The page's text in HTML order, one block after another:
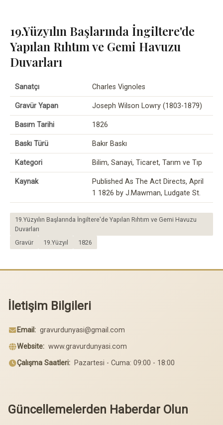
19.Yüzyılın Başlarında İngiltere'de
Yapılan Rıhtım ve Gemi Havuzu
Duvarları
Sanatçı Charles Vignoles
Gravür Yapan Joseph Wilson Lowry (1803-1879)
Basım Tarihi 1826
Baskı Türü Bakır Baskı
Kategori Bilim, Sanayi, Ticaret, Tarım ve Tıp
Kaynak
Published As The Act Directs, April
1 1826 by J.Mawman, Ludgate St.
19.Yüzyılın Başlarında İngiltere'de Yapılan Rıhtım ve Gemi Havuzu
Duvarları
Gravür
19.Yüzyıl 1826
İletişim Bilgileri
Email: gravurdunyasi@gmail.com
Website: www.gravurdunyasi.com
Çalışma Saatleri: Pazartesi - Cuma: 09:00 - 18:00
Güncellemelerden Haberdar Olun